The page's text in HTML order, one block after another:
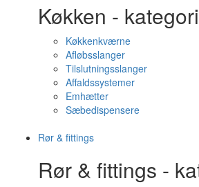
Køkken -
Køkkenkværne
Afløbsslanger
Tilslutningsslanger
Affaldssystemer
Emhætter
Sæbedispensere
Rør & fittings
Rør & fittings -